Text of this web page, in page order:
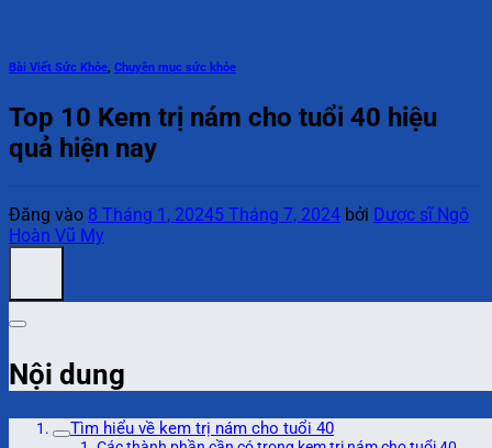
Bài Viết Sức Khỏe, Chuyên mục sức khỏe
Top 10 Kem trị nám cho tuổi 40 hiệu
quả hiện nay
Đăng vào 8 Tháng 1, 20245 Tháng 7, 2024 bởi Dược sĩ Ngô
Hoàn Vũ My
Nội dung
Tìm hiểu về kem trị nám cho tuổi 40